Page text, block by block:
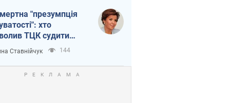
"презумпція
хто
ТЦК судити
захисників
Ставнійчук 144